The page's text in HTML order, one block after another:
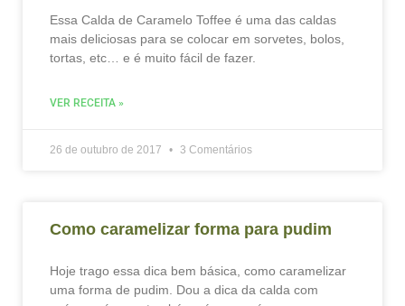
Essa Calda de Caramelo Toffee é uma das caldas
mais deliciosas para se colocar em sorvetes, bolos,
tortas, etc… e é muito fácil de fazer.
VER RECEITA »
26 de outubro de 2017 3 Comentários
Como caramelizar forma para pudim
Hoje trago essa dica bem básica, como caramelizar
uma forma de pudim. Dou a dica da calda com